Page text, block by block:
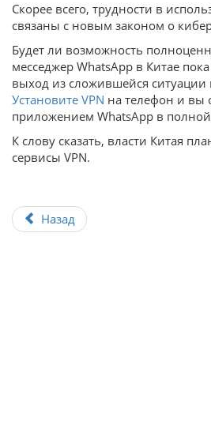
Скорее всего, трудности в
связаны с новым законом о
Будет ли возможность
месседжер WhatsApp в Китае
выход из сложившейся ситуации
Установите VPN на телефон и вы
приложением WhatsApp в
К слову сказать, власти Китая
сервисы VPN.
Назад